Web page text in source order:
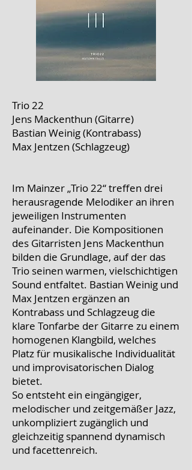
Trio 22
Jens Mackenthun (Gitarre)
Bastian Weinig (Kontrabass)
Max Jentzen (Schlagzeug)
Im Mainzer „Trio 22“ treffen drei
herausragende Melodiker an ihren
jeweiligen Instrumenten
aufeinander. Die Kompositionen
des Gitarristen Jens Mackenthun
bilden die Grundlage, auf der das
Trio seinen warmen, vielschichtigen
Sound entfaltet. Bastian Weinig und
Max Jentzen ergänzen an
Kontrabass und Schlagzeug die
klare Tonfarbe der Gitarre zu einem
homogenen Klangbild, welches
Platz für musikalische Individualität
und improvisatorischen Dialog
bietet.
So entsteht ein eingängiger,
melodischer und zeitgemäßer Jazz,
unkompliziert zugänglich und
gleichzeitig spannend dynamisch
und facettenreich.